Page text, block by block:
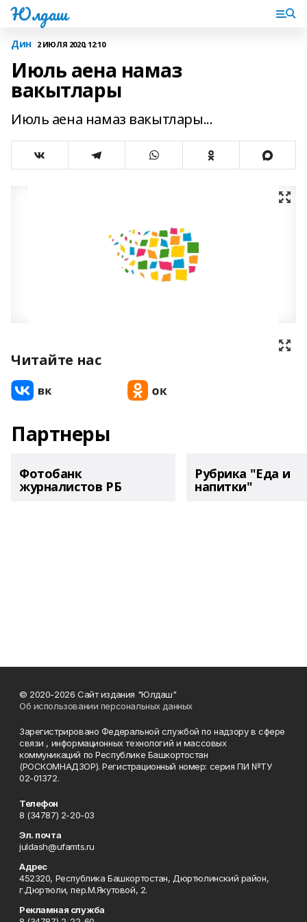
Юлдаш
Дин 2 ИЮЛЯ 2020, 12:10
Июль аена намаз
вакытлары
Июль аена намаз вакытлары...
Читайте нас
Партнеры
Фотобанк
журналистов РБ
Рубрика "Еда и
напитки"
© 2020-2026 Сайт издания "Юлдаш"
Об использовании персональных данных
Зарегистрировано Федеральной службой по надзору в сфере
связи , информационных технологий и массовых
коммуникаций по Республике Башкортостан
(РОСКОМНАДЗОР). Регистрационный номер: серия ПИ №ТУ
02-01372.
Телефон
8 (34787) 2-20-03
Эл. почта
juldash@ufamts.ru
Адрес
452320, Республика Башкортостан, Дюртюлинский район,
г.Дюртюли, пер.М.Якутовой, 2.
Рекламная служба